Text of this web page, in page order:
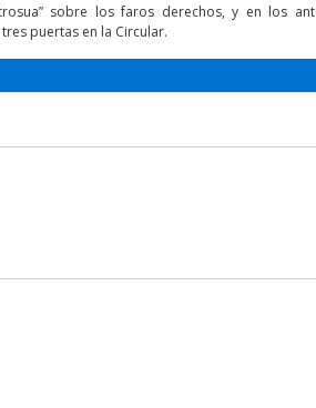
sobre los faros derechos, y en los
puertas en la Circular.